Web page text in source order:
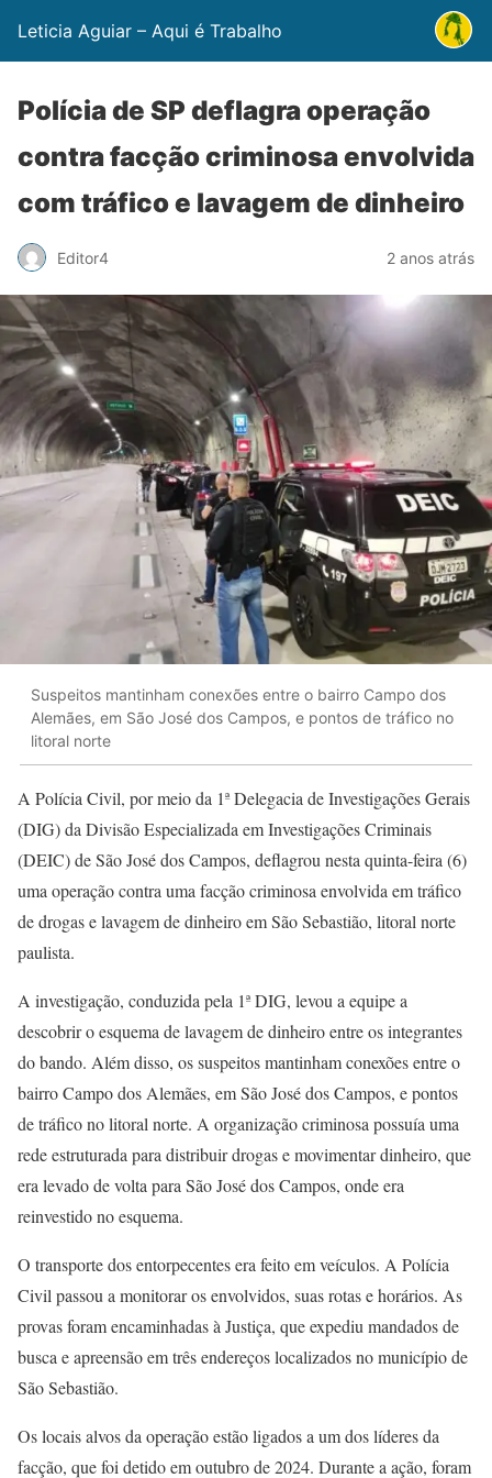
Leticia Aguiar – Aqui é Trabalho
Polícia de SP deflagra operação
contra facção criminosa envolvida
com tráfico e lavagem de dinheiro
Editor4 2 anos atrás
Suspeitos mantinham conexões entre o bairro Campo dos
Alemães, em São José dos Campos, e pontos de tráfico no
litoral norte
A Polícia Civil, por meio da 1ª Delegacia de Investigações Gerais
(DIG) da Divisão Especializada em Investigações Criminais
(DEIC) de São José dos Campos, deflagrou nesta quinta-feira (6)
uma operação contra uma facção criminosa envolvida em tráfico
de drogas e lavagem de dinheiro em São Sebastião, litoral norte
paulista.
A investigação, conduzida pela 1ª DIG, levou a equipe a
descobrir o esquema de lavagem de dinheiro entre os integrantes
do bando. Além disso, os suspeitos mantinham conexões entre o
bairro Campo dos Alemães, em São José dos Campos, e pontos
de tráfico no litoral norte. A organização criminosa possuía uma
rede estruturada para distribuir drogas e movimentar dinheiro, que
era levado de volta para São José dos Campos, onde era
reinvestido no esquema.
O transporte dos entorpecentes era feito em veículos. A Polícia
Civil passou a monitorar os envolvidos, suas rotas e horários. As
provas foram encaminhadas à Justiça, que expediu mandados de
busca e apreensão em três endereços localizados no município de
São Sebastião.
Os locais alvos da operação estão ligados a um dos líderes da
facção, que foi detido em outubro de 2024. Durante a ação, foram